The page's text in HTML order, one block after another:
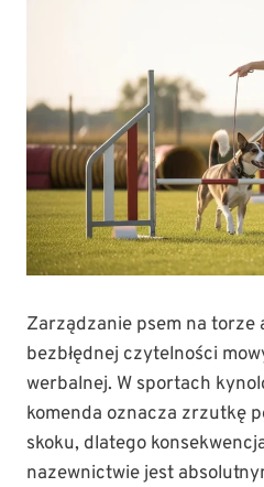
Zarządzanie psem na torze
bezbłędnej czytelności
werbalnej. W sportach
komenda oznacza zrzutkę
skoku, dlatego
nazewnictwie jest